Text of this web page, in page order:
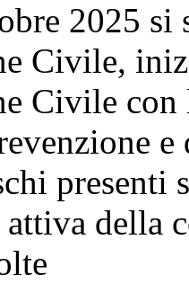
2025 si
Civile,
Civile
presenti
attiva